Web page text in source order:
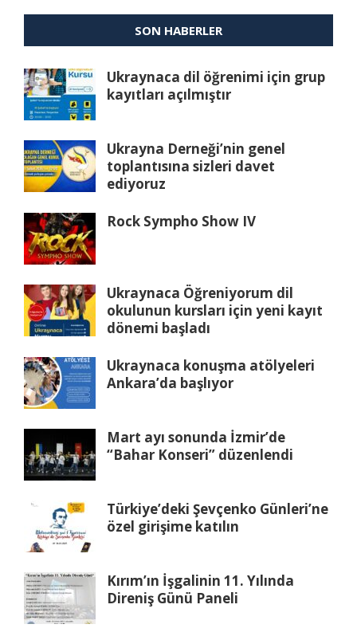
SON HABERLER
Ukraynaca dil öğrenimi için grup
kayıtları açılmıştır
Ukrayna Derneği’nin genel
toplantısına sizleri davet
ediyoruz
Rock Sympho Show IV
Ukraynaca Öğreniyorum dil
okulunun kursları için yeni kayıt
dönemi başladı
Ukraynaca konuşma atölyeleri
Ankara’da başlıyor
Mart ayı sonunda İzmir’de
“Bahar Konseri” düzenlendi
Türkiye’deki Şevçenko Günleri’ne
özel girişime katılın
Kırım’ın İşgalinin 11. Yılında
Direniş Günü Paneli